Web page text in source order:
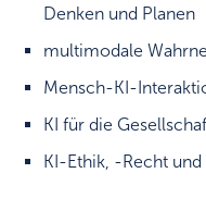
Denken und Planen
multimodale
Mensch-KI-
KI für die
KI-Ethik, -Recht und